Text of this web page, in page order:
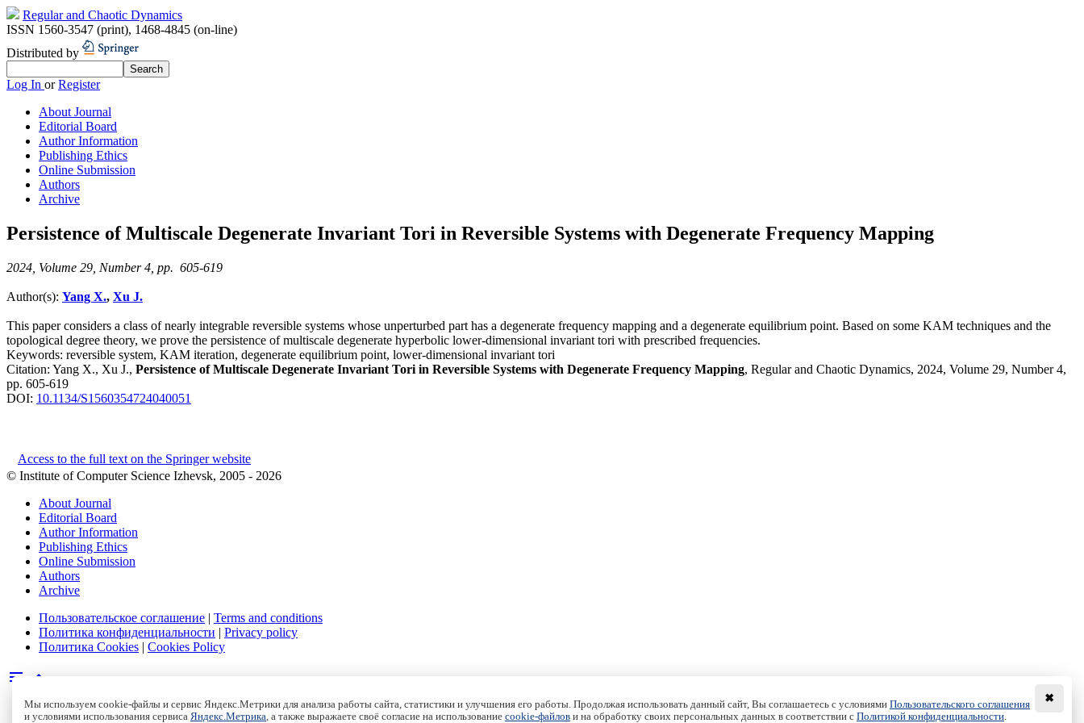
Regular and Chaotic Dynamics
ISSN 1560-3547 (print), 1468-4845 (on-line)
Distributed by
Log In orRegister
About Journal
Editorial Board
Author Information
Publishing Ethics
Online Submission
Authors
Archive
Persistence of Multiscale Degenerate Invariant Tori in Reversible Systems with Degenerate Frequency Mapping
2024, Volume 29, Number 4, pp. 605-619
Author(s): Yang X., Xu J.
This paper considers a class of nearly integrable reversible systems whose unperturbed part has a degenerate frequency mapping and a degenerate equilibrium point. Based on some KAM techniques and the
topological degree theory, we prove the persistence of multiscale degenerate hyperbolic lower-dimensional invariant tori with prescribed frequencies.
Keywords: reversible system, KAM iteration, degenerate equilibrium point, lower-dimensional invariant tori
Citation: Yang X., Xu J., Persistence of Multiscale Degenerate Invariant Tori in Reversible Systems with Degenerate Frequency Mapping, Regular and Chaotic Dynamics, 2024, Volume 29, Number 4,
pp. 605-619
DOI: 10.1134/S1560354724040051
Access to the full text on the Springer website
© Institute of Computer Science Izhevsk, 2005 - 2026
About Journal
Editorial Board
Author Information
Publishing Ethics
Online Submission
Authors
Archive
Пользовательское соглашение | Terms and conditions
Политика конфиденциальности | Privacy policy
Политика Cookies | Cookies Policy
✖
Мы используем cookie-файлы и сервис Яндекс.Метрики для анализа работы сайта, статистики и улучшения его работы. Продолжая использовать данный сайт, Вы соглашаетесь с условиями Пользовательского соглашения
и условиями использования сервиса Яндекс.Метрика , а также выражаете своё согласие на использование cookie-файлов и на обработку своих персональных данных в соответствии с Политикой конфиденциальности